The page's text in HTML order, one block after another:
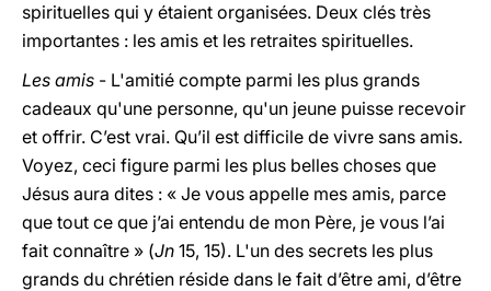
spirituelles qui y étaient organisées. Deux clés très
importantes : les amis et les retraites spirituelles.
Les amis - L'amitié compte parmi les plus grands
cadeaux qu'une personne, qu'un jeune puisse recevoir
et offrir. C’est vrai. Qu’il est difficile de vivre sans amis.
Voyez, ceci figure parmi les plus belles choses que
Jésus aura dites : « Je vous appelle mes amis, parce
que tout ce que j’ai entendu de mon Père, je vous l’ai
fait connaître » (Jn 15, 15). L'un des secrets les plus
grands du chrétien réside dans le fait d’être ami, d’être